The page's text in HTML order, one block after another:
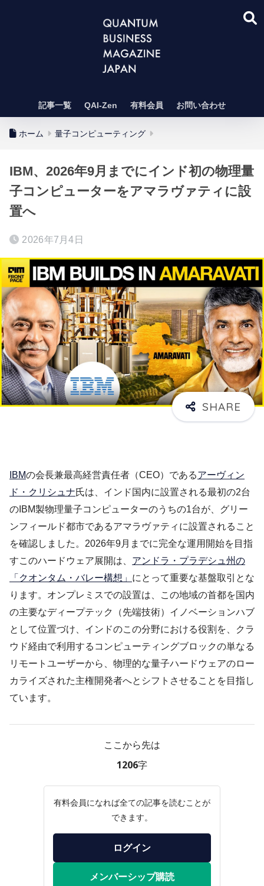
記事一覧 QAI-Zen 有料会員 お問い合わせ
ホーム 量子コンピューティング
IBM、2026年9月までにインド初の物理量
子コンピューターをアマラヴァティに設
置へ
2026年7月4日
IBMの会長兼最高経営責任者（CEO）であるアーヴィン
ド・クリシュナ氏は、インド国内に設置される最初の2台
のIBM製物理量子コンピューターのうちの1台が、グリー
ンフィールド都市であるアマラヴァティに設置されること
を確認しました。2026年9月までに完全な運用開始を目指
すこのハードウェア展開は、 アンドラ・プラデシュ州の
「クオンタム・バレー構想」 にとって重要な基盤取引とな
ります。オンプレミスでの設置は、この地域の首都を国内
の主要なディープテック（先端技術）イノベーションハブ
として位置づけ、インドのこの分野における役割を、クラ
ウド経由で利用するコンピューティングブロックの単なる
リモートユーザーから、物理的な量子ハードウェアのロー
カライズされた主権開発者へとシフトさせることを目指し
ています。
ここから先は
1206字
有料会員になれば全ての記事を読むことが
できます。
ログイン
メンバーシップ購読